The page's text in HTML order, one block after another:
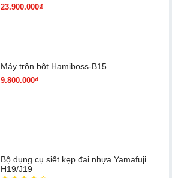
23.900.000₫
Máy trộn bột Hamiboss-B15
9.800.000₫
Bộ dụng cụ siết kẹp đai nhựa Yamafuji
H19/J19